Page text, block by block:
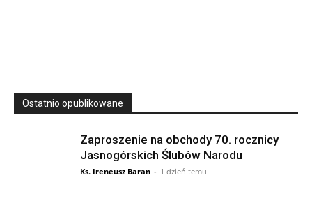
Ostatnio opublikowane
Zaproszenie na obchody 70. rocznicy
Jasnogórskich Ślubów Narodu
Ks. Ireneusz Baran - 1 dzień temu